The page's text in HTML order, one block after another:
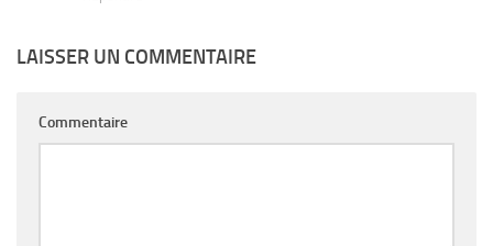
LAISSER UN COMMENTAIRE
Commentaire